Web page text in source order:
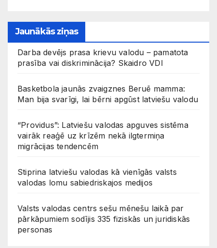
Jaunākās ziņas
Darba devējs prasa krievu valodu – pamatota
prasība vai diskriminācija? Skaidro VDI
Basketbola jaunās zvaigznes Beruē mamma:
Man bija svarīgi, lai bērni apgūst latviešu valodu
“Providus”: Latviešu valodas apguves sistēma
vairāk reaģē uz krīzēm nekā ilgtermiņa
migrācijas tendencēm
Stiprina latviešu valodas kā vienīgās valsts
valodas lomu sabiedriskajos medijos
Valsts valodas centrs sešu mēnešu laikā par
pārkāpumiem sodījis 335 fiziskās un juridiskās
personas